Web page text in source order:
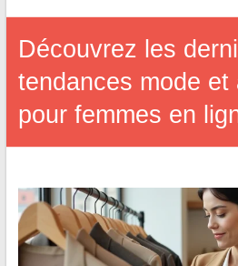
Découvrez les
tendances mode et
pour femmes en